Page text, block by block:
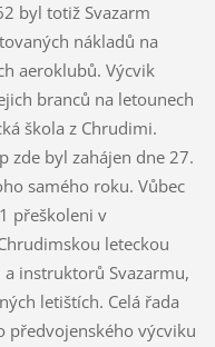
byl totiž Svazarm
nákladů na
aeroklubů. Výcvik
branců na letounech
škola z Chrudimi.
zde byl zahájen dne 27.
samého roku. Vůbec
přeškoleni v
leteckou
instruktorů Svazarmu,
letištích. Celá řada
předvojenského výcviku